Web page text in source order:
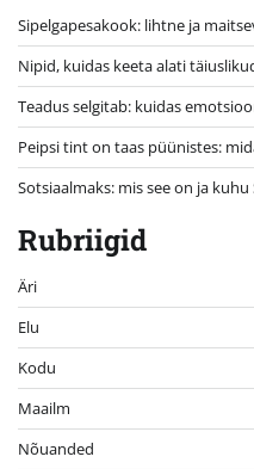
Sipelgapesakook: lihtne ja
Nipid, kuidas keeta alati
Teadus selgitab: kuidas
Peipsi tint on taas püünistes:
Sotsiaalmaks: mis see on ja
Rubriigid
Äri
Elu
Kodu
Maailm
Nõuanded